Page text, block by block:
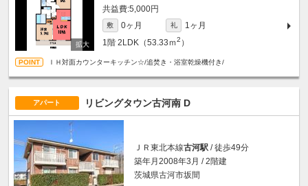
5,000円
敷 0ヶ月 礼
1ヶ月
1階 2LDK（53.33ｍ2 ）
ＩＨ対面カウンターキッチン☆/追焚き・浴室乾燥機付き/
アパート リビングタウン古河南 D
ＪＲ東北本線古河駅 / 徒歩49分
築年月2008年3月 / 2階建
茨城県古河市坂間